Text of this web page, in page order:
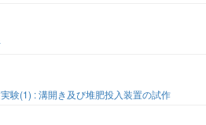
験(1) : 溝開き及び堆肥投入装置の試作